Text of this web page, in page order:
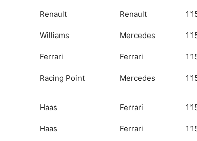
Renault Renault
Williams Mercedes
Ferrari Ferrari
Racing Point Mercedes
Haas Ferrari
Haas Ferrari